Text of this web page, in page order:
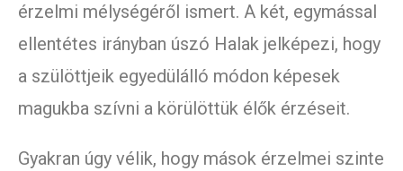
érzelmi mélységéről ismert. A két, egymással
ellentétes irányban úszó Halak jelképezi, hogy
a szülöttjeik egyedülálló módon képesek
magukba szívni a körülöttük élők érzéseit.
Gyakran úgy vélik, hogy mások érzelmei szinte